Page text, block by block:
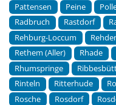
Pattensen
Peine
Radbruch
Rastdorf
Rehburg-Loccum
Rethem (Aller)
Rhade
Rhumspringe
Rinteln
Ritterhude
Rosche
Rosdorf